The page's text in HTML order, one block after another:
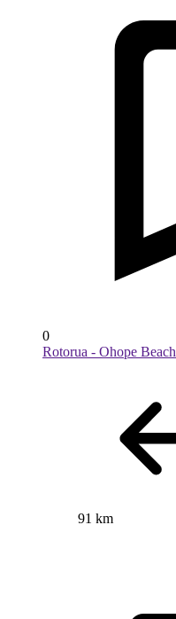
0
Rotorua - Ohope Beach
91 km